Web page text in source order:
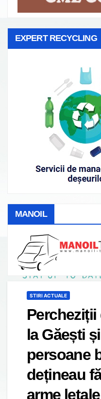
EXPERT RECYCLING
MANOIL
STIRI ACTUALE
la Găești
persoane
dețineau
arme